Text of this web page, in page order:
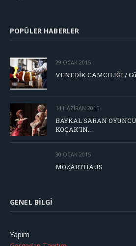
POPÜLER HABERLER
29 OCAK 2015
VENEDİK CAMCILIĞI /
14 HAZIRAN 2015
BAYKAL SARAN
KOÇAK’IN…
30 OCAK 2015
MOZARTHAUS
GENEL BILGI
Yapım